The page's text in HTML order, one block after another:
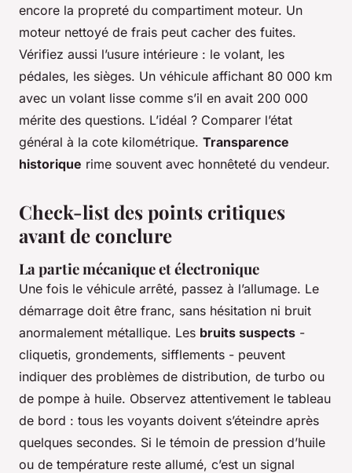
encore la propreté du compartiment moteur. Un
moteur nettoyé de frais peut cacher des fuites.
Vérifiez aussi l’usure intérieure : le volant, les
pédales, les sièges. Un véhicule affichant 80 000 km
avec un volant lisse comme s’il en avait 200 000
mérite des questions. L’idéal ? Comparer l’état
général à la cote kilométrique. Transparence
historique rime souvent avec honnêteté du vendeur.
Check-list des points critiques
avant de conclure
La partie mécanique et électronique
Une fois le véhicule arrêté, passez à l’allumage. Le
démarrage doit être franc, sans hésitation ni bruit
anormalement métallique. Les bruits suspects -
cliquetis, grondements, sifflements - peuvent
indiquer des problèmes de distribution, de turbo ou
de pompe à huile. Observez attentivement le tableau
de bord : tous les voyants doivent s’éteindre après
quelques secondes. Si le témoin de pression d’huile
ou de température reste allumé, c’est un signal